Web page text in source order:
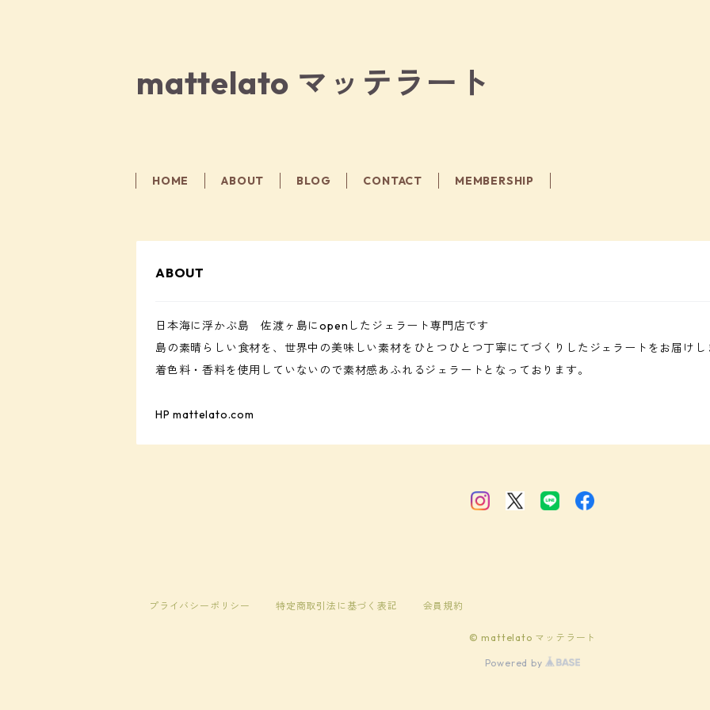
mattelato マッテラート
HOME ABOUT BLOG CONTACT MEMBERSHIP
ABOUT
日本海に浮かぶ島 佐渡ヶ島にopenしたジェラート専門店です
島の素晴らしい食材を、世界中の美味しい素材をひとつひとつ丁寧にてづくりしたジェラートをお届けし
着色料・香料を使用していないので素材感あふれるジェラートとなっております。
HP mattelato.com
プライバシーポリシー 特定商取引法に基づく表記 会員規約
© mattelato マッテラート
Powered by